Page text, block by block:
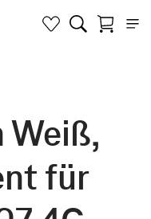
Weiß,
für